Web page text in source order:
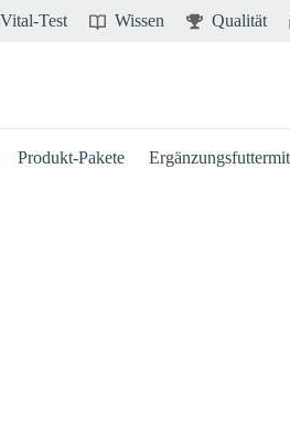
Vital-Test Wissen Qualität
Produkt-Pakete